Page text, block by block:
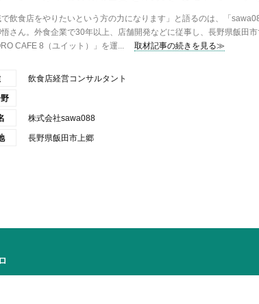
飲食店をやりたいという方の力になります」と語るのは、「
さん。外食企業で30年以上、店舗開発などに従事し、長野県飯田
CAFE 8（ユイット）」を運...
取材記事の続きを見る≫
飲食店経営コンサルタント
株式会社sawa088
長野県飯田市上郷